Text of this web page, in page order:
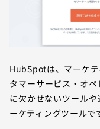
HubSpotは、マーケ
タマーサービス・オ
に欠かせないツール
ーケティングツールで